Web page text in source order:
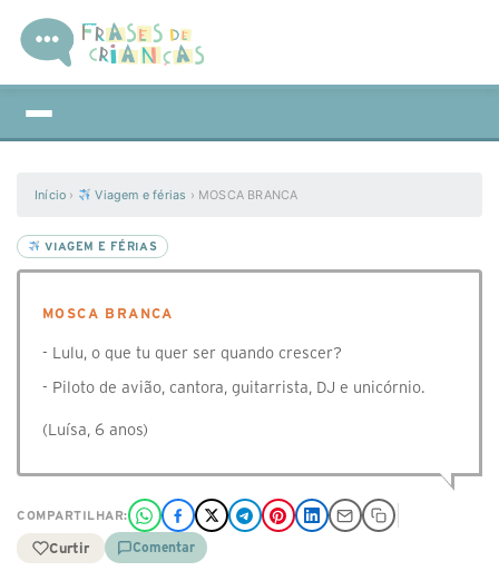
Início › Viagem e férias › MOSCA BRANCA
VIAGEM E FÉRIAS
MOSCA BRANCA
- Lulu, o que tu quer ser quando crescer?
- Piloto de avião, cantora, guitarrista, DJ e unicórnio.
(Luísa, 6 anos)
COMPARTILHAR:
Curtir Comentar